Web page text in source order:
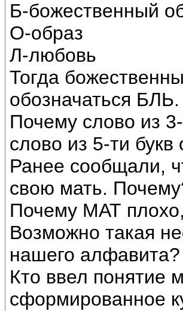
Б-божественный
О-образ
Л-любовь
Тогда
обозначаться
Почему слово из
слово из 5-ти
Ранее сообщали,
свою мать.
Почему МАТ
Возможно такая
нашего алфавита?
Кто ввел понятие
сформированное